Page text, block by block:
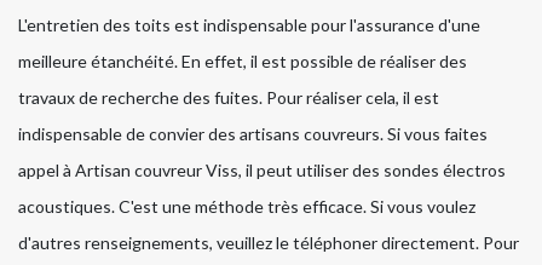
L'entretien des toits est indispensable pour l'assurance d'une
meilleure étanchéité. En effet, il est possible de réaliser des
travaux de recherche des fuites. Pour réaliser cela, il est
indispensable de convier des artisans couvreurs. Si vous faites
appel à Artisan couvreur Viss, il peut utiliser des sondes électros
acoustiques. C'est une méthode très efficace. Si vous voulez
d'autres renseignements, veuillez le téléphoner directement. Pour